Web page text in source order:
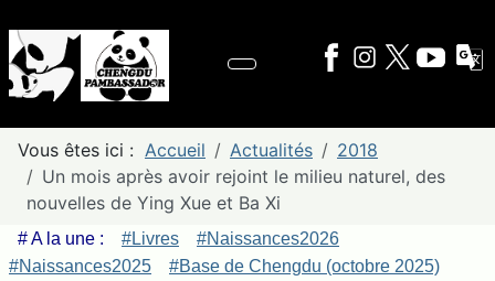
Vous êtes ici : Accueil Actualités
2018
Un mois après avoir rejoint le milieu naturel, des
nouvelles de Ying Xue et Ba Xi
# A la une : #Livres
#Naissances2026
#Naissances2025
#Base de Chengdu (octobre 2025)